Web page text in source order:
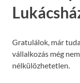
Gratulálok, már
vállalkozás még
nélkülözhetetlen.